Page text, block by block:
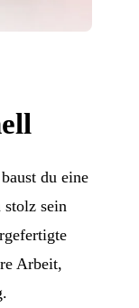
du eine
stolz sein
Arbeit,